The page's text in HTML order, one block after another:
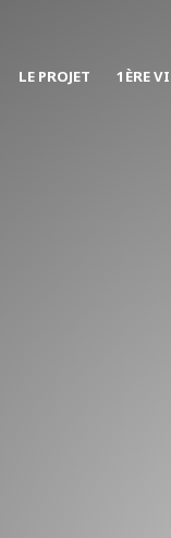
LE PROJET 1ÈRE